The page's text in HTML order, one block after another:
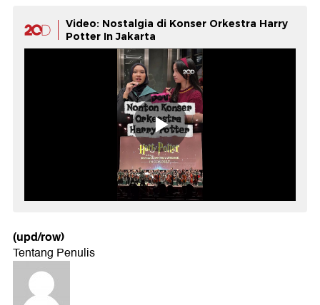
Video: Nostalgia di Konser Orkestra Harry
Potter In Jakarta
(upd/row)